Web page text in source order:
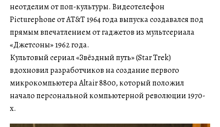
неотделим от поп-культуры. Видеотелефон
Picturephone от AT&T 1964 года выпуска создавался под
прямым впечатлением от гаджетов из мультсериала
«Джетсоны» 1962 года.
Культовый сериал «Звёздный путь» (Star Trek)
вдохновил разработчиков на создание первого
микрокомпьютера Altair 8800, который положил
начало персональной компьютерной революции 1970-
х.